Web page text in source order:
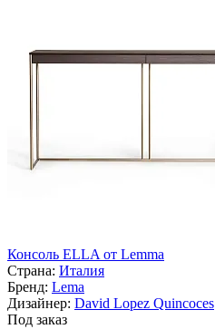
Консоль ELLA от Lemma
Страна: Италия
Бренд: Lema
Дизайнер: David Lopez Quincoces
Под заказ